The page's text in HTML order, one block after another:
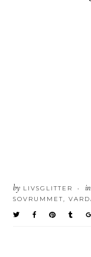
by LIVSGLITTER • in
SOVRUMMET,